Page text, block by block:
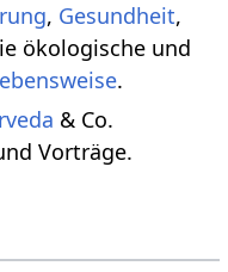
, Gesundheit,
ökologische und
.
& Co.
Vorträge.